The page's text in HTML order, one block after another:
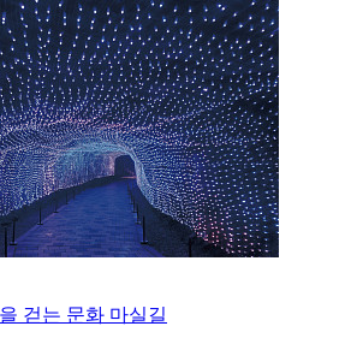
걷는 문화 마실길